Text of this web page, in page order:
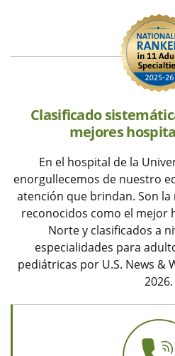
Clasificado
mejores
En el hospital de la
enorgullecemos de nuestro
atención que brindan. Son
reconocidos como el mejor
Norte y clasificados a
especialidades para
pediátricas por U.S. News &
2026.